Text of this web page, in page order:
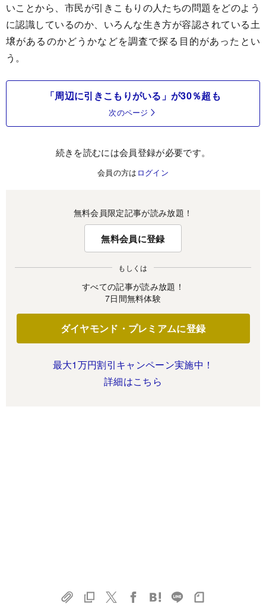
いことから、市民が引きこもりの人たちの問題をどのよう
に認識しているのか、いろんな生き方が容認されている土
壌があるのかどうかなどを調査で探る目的があったとい
う。
「周辺に引きこもりがいる」が30％超も
次のページ
続きを読むには会員登録が必要です。
会員の方は ログイン
無料会員限定記事が読み放題！
無料会員に登録
もしくは
すべての記事が読み放題！
7日間無料体験
ダイヤモンド・プレミアムに登録
最大1万円割引キャンペーン実施中！
詳細はこちら